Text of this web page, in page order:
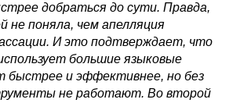
добраться до сути. Правда,
не поняла, чем апелляция
И это подтверждает, что
большие языковые
быстрее и эффективнее, но без
не работают. Во второй